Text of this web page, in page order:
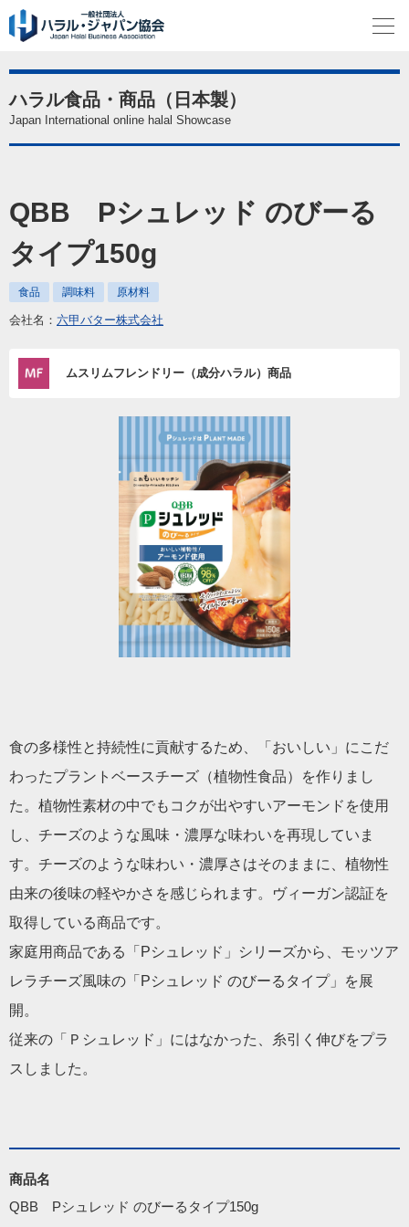
ハラル食品・商品（日本製）
Japan International online halal Showcase
QBB Pシュレッド のびーる
タイプ150g
食品 調味料 原材料
会社名： 六甲バター株式会社
ムスリムフレンドリー（成分ハラル）商品
食の多様性と持続性に貢献するため、「おいしい」にこだ
わったプラントベースチーズ（植物性食品）を作りまし
た。植物性素材の中でもコクが出やすいアーモンドを使用
し、チーズのような風味・濃厚な味わいを再現していま
す。チーズのような味わい・濃厚さはそのままに、植物性
由来の後味の軽やかさを感じられます。ヴィーガン認証を
取得している商品です。
家庭用商品である「Pシュレッド」シリーズから、モッツア
レラチーズ風味の「Pシュレッド のびーるタイプ」を展
開。
従来の「Ｐシュレッド」にはなかった、糸引く伸びをプラ
スしました。
商品名
QBB　Pシュレッド のびーるタイプ150g